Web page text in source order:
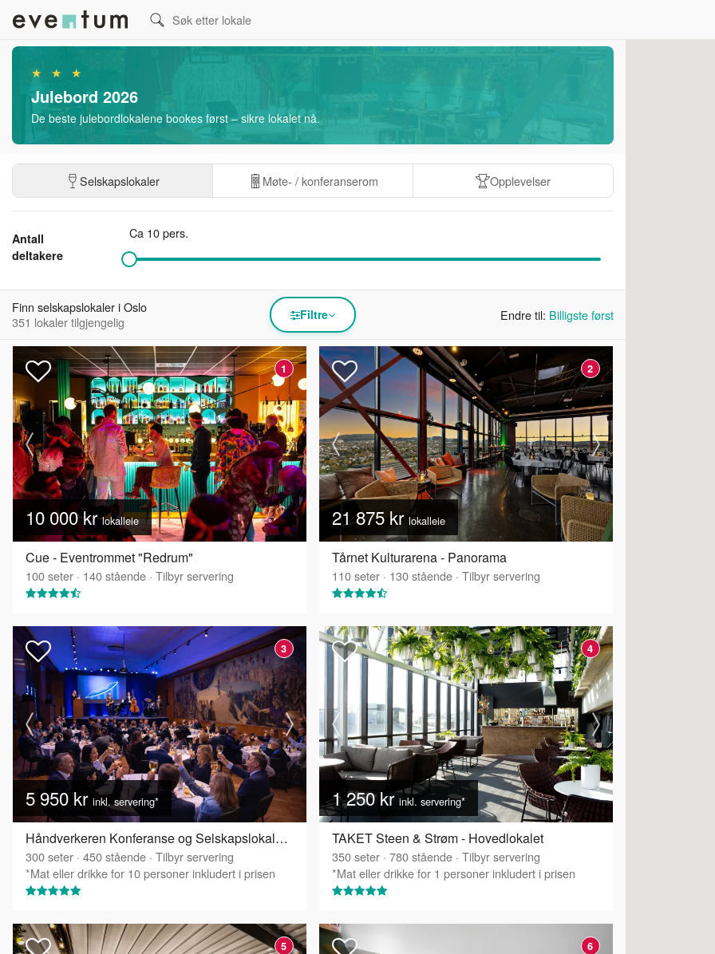
★ ★ ★
Julebord 2026
De beste julebordlokalene bookes først – sikre lokalet nå.
Selskapslokaler Møte- / konferanserom Opplevelser
Antall
deltakere
Ca 10 pers.
Finn selskapslokaler i Oslo
351 lokaler tilgjengelig
Filtre Endre til: Billigste først
1
10 000 krlokalleie
Cue - Eventrommet "Redrum"
100seter · 140stående · Tilbyr servering
2
21 875 krlokalleie
Tårnet Kulturarena - Panorama
110seter · 130stående · Tilbyr servering
3
5 950 kr inkl. servering*
Håndverkeren Konferanse og Selskapslokaler - Festsalen
300seter · 450stående · Tilbyr servering
*Mat eller drikke for 10 personer inkludert i prisen
4
1 250 krinkl. servering*
TAKET Steen & Strøm - Hovedlokalet
350seter · 780stående · Tilbyr servering
*Mat eller drikke for 1 personer inkludert i prisen
5 6